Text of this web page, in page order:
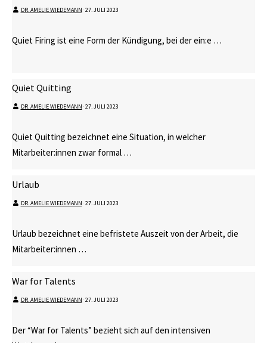
DR. AMELIE WIEDEMANN⋅ 27. JULI 2023
Quiet Firing ist eine Form der Kündigung, bei der ein:e …
Quiet Quitting
DR. AMELIE WIEDEMANN⋅ 27. JULI 2023
Quiet Quitting bezeichnet eine Situation, in welcher
Mitarbeiter:innen zwar formal …
Urlaub
DR. AMELIE WIEDEMANN⋅ 27. JULI 2023
Urlaub bezeichnet eine befristete Auszeit von der Arbeit, die
Mitarbeiter:innen …
War for Talents
DR. AMELIE WIEDEMANN⋅ 27. JULI 2023
Der “War for Talents” bezieht sich auf den intensiven